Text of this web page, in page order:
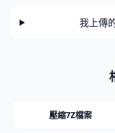
我上傳
壓縮7Z檔案